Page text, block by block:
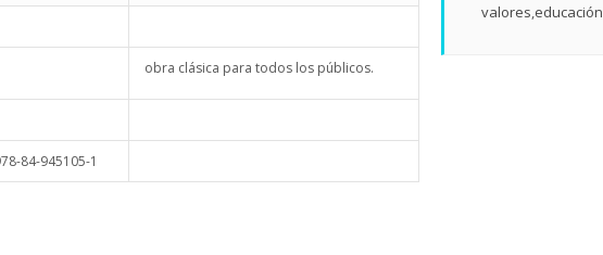
obra clásica para todos los públicos.
84-945105-1
valores educación